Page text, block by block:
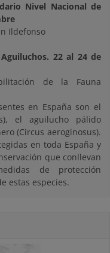
Nivel Nacional de
Ildefonso
. 22 al 24 de
de la Fauna
en España son el
el aguilucho pálido
(Circus aeroginosus).
en toda España y
que conllevan
de protección
estas especies.